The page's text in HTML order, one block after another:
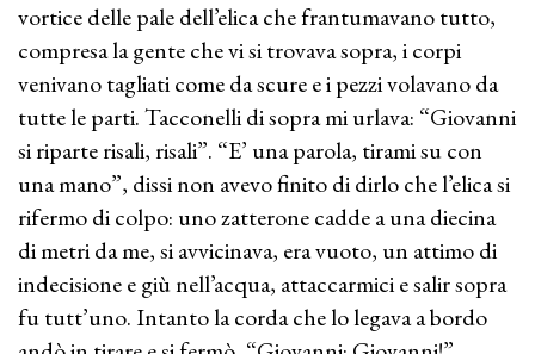
vortice delle pale dell’elica che frantumavano tutto,
compresa la gente che vi si trovava sopra, i corpi
venivano tagliati come da scure e i pezzi volavano da
tutte le parti. Tacconelli di sopra mi urlava: “Giovanni
si riparte risali, risali”. “E’ una parola, tirami su con
una mano”, dissi non avevo finito di dirlo che l’elica si
rifermo di colpo: uno zatterone cadde a una diecina
di metri da me, si avvicinava, era vuoto, un attimo di
indecisione e giù nell’acqua, attaccarmici e salir sopra
fu tutt’uno. Intanto la corda che lo legava a bordo